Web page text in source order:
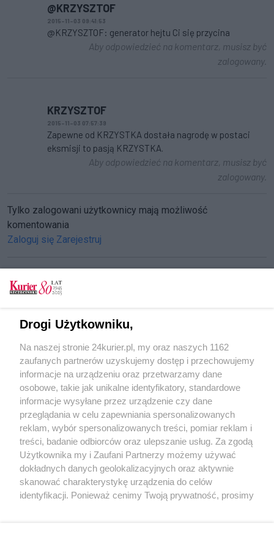
@KRZYSZTOF
2015-11-03 09:41:53
@KRZYSZTOF: generator hejtu Ci się przycina
Aby odpowiedzieć na komentarz, musisz być
zalogowany.
KRZYSZTOF
2015-11-03 07:57:39
Zapewne od KRZYSTKA dostała nagrodę w postaci
eksmisji to pasją KRZYSTKA.
Aby odpowiedzieć na komentarz, musisz być
zalogowany.
Tylko zalogowani użytkownicy mają możliwość
komentowania
Zaloguj się Zarejestruj
Stalmacha, czyli niekończąca się historia
Tragedia na otrzęsinach
Nowa szkoła na prawobrzeżu
POGODA
28℃
Zobacz prognozę na 3 dni
Drogi Użytkowniku,
Na naszej stronie 24kurier.pl, my oraz naszych 1162
zaufanych partnerów uzyskujemy dostęp i przechowujemy
informacje na urządzeniu oraz przetwarzamy dane
osobowe, takie jak unikalne identyfikatory, standardowe
informacje wysyłane przez urządzenie czy dane
przeglądania w celu zapewniania spersonalizowanych
reklam, wybór spersonalizowanych treści, pomiar reklam i
treści, badanie odbiorców oraz ulepszanie usług. Za zgodą
Użytkownika my i Zaufani Partnerzy możemy używać
dokładnych danych geolokalizacyjnych oraz aktywnie
skanować charakterystykę urządzenia do celów
identyfikacji. Ponieważ cenimy Twoją prywatność, prosimy